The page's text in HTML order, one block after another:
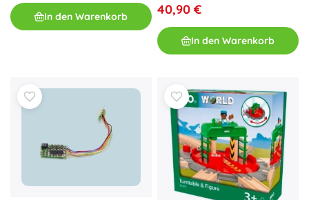
In den Warenkorb 40,90 €
In den Warenkorb